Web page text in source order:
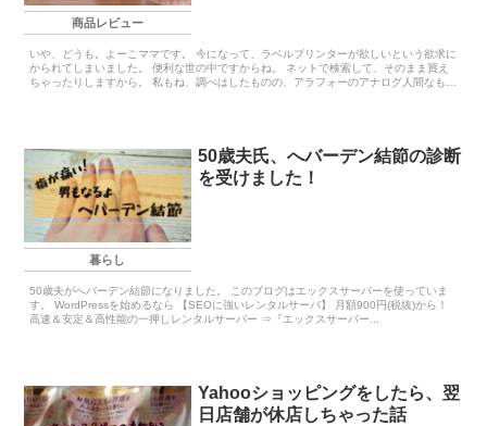
商品レビュー
いや、どうも。よーこママです。 今になって、ラベルプリンターが欲しいという欲求に
かられてしまいました。 便利な世の中ですからね。 ネットで検索して、そのまま買え
ちゃったりしますから。 私もね、調べはしたものの、アラフォーのアナログ人間なも
暮らし
50歳夫氏、へバーデン結節の診断
を受けました！
50歳夫がへバーデン結節になりました。 このブログはエックスサーバーを使っていま
す。 WordPressを始めるなら 【SEOに強いレンタルサーバ】 月額900円(税抜)から！
高速＆安定＆高性能の一押しレンタルサーバー ⇒『エックスサーバー...
Yahooショッピングをしたら、翌
日店舗が休店しちゃった話